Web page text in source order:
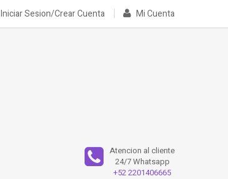
Mi Cuenta
Iniciar Sesion/Crear Cuenta
Atencion al cliente
24/7 Whatsapp
+52 2201406665